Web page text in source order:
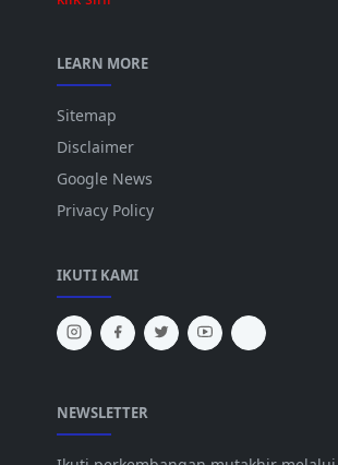
LEARN MORE
Sitemap
Disclaimer
Google News
Privacy Policy
IKUTI KAMI
NEWSLETTER